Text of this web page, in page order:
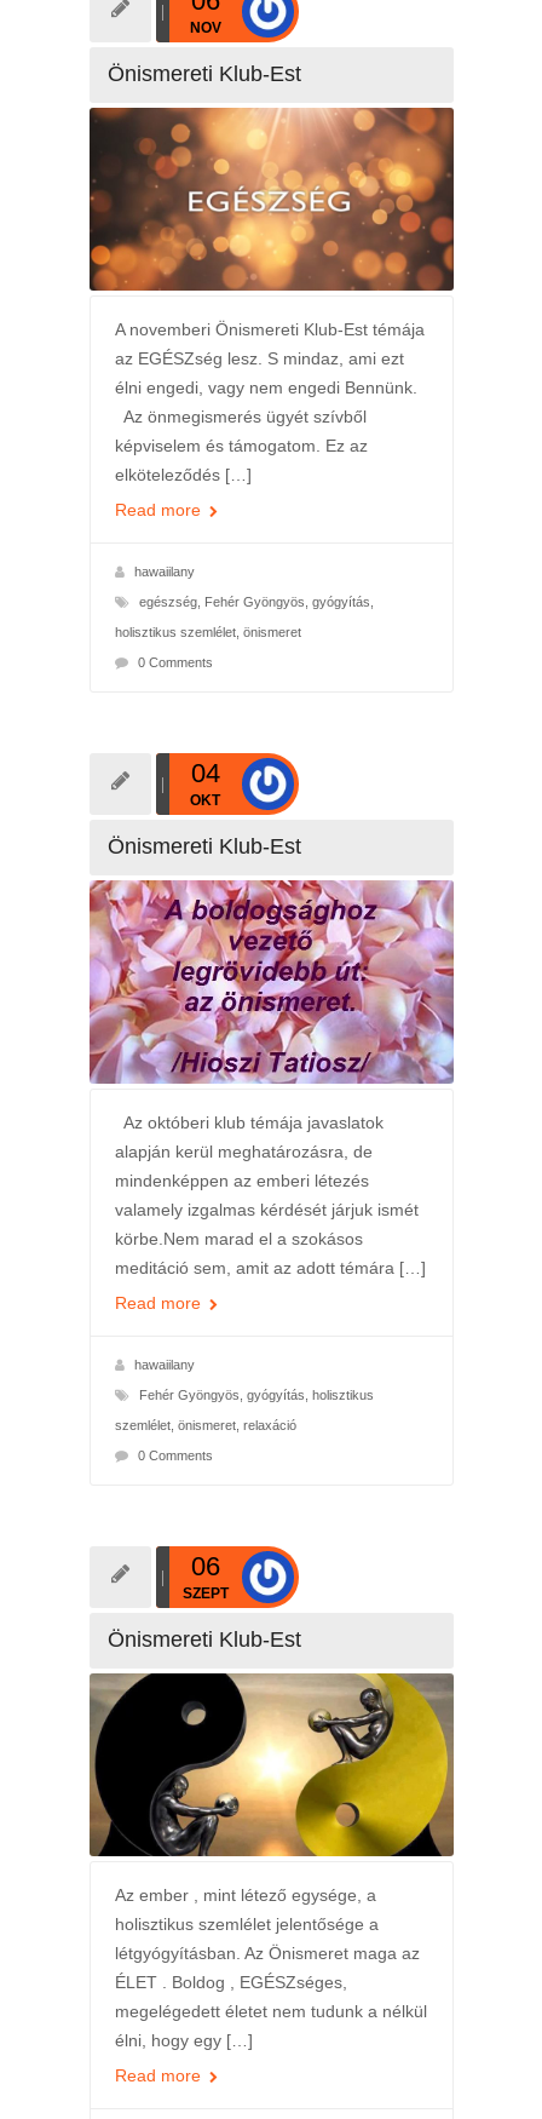
NOV
Önismereti Klub-Est
A novemberi Önismereti Klub-Est témája
az EGÉSZség lesz. S mindaz, ami ezt
élni engedi, vagy nem engedi Bennünk.
Az önmegismerés ügyét szívből
képviselem és támogatom. Ez az
elköteleződés […]
Read more
hawaiilany
egészség, Fehér Gyöngyös gyógyítás
holisztikus szemlélet, önismeret
0 Comments
04
OKT
Önismereti Klub-Est
Az októberi klub témája javaslatok
alapján kerül meghatározásra, de
mindenképpen az emberi létezés
valamely izgalmas kérdését járjuk ismét
körbe.Nem marad el a szokásos
meditáció sem, amit az adott témára […]
Read more
hawaiilany
Fehér Gyöngyös gyógyítás holisztikus
szemlélet, önismeret, relaxáció
0 Comments
06
SZEPT
Önismereti Klub-Est
Az ember , mint létező egysége, a
holisztikus szemlélet jelentősége a
létgyógyításban. Az Önismeret maga az
ÉLET . Boldog , EGÉSZséges,
megelégedett életet nem tudunk a nélkül
élni, hogy egy […]
Read more